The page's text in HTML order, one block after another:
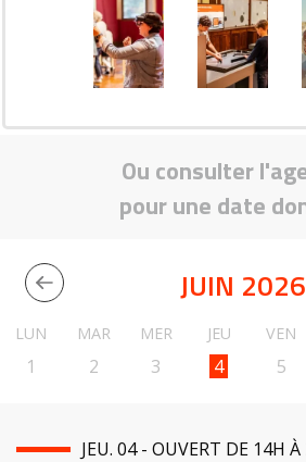
Ou consulter
pour une date
JUIN 2026
LUN MAR MER JEU VEN
1 2 3 4 5
JEU. 04 - OUVERT DE 14H À